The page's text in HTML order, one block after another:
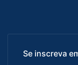
Se inscreva